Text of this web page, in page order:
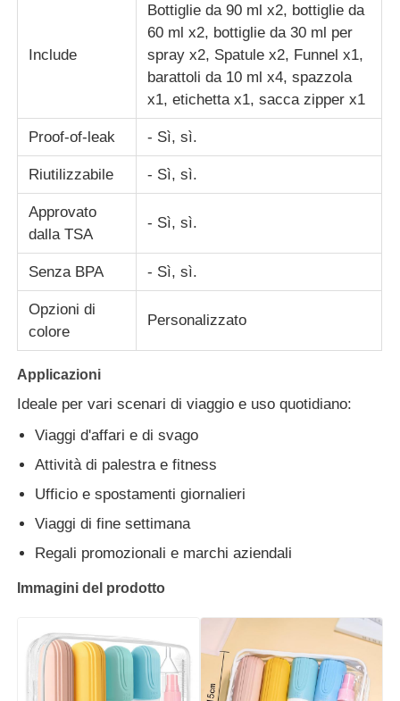
Borraccia in silicone pieghevole
Tazza Pieghevole in Silicone
Prodotti da cucina in silicone
Prodotti in gomma siliconica
Include
Bottiglie da 90 ml x2, bottiglie da
60 ml x2, bottiglie da 30 ml per
spray x2, Spatule x2, Funnel x1,
barattoli da 10 ml x4, spazzola
x1, etichetta x1, sacca zipper x1
Proof-of-leak - Sì, sì.
Riutilizzabile - Sì, sì.
Approvato
dalla TSA
- Sì, sì.
Senza BPA - Sì, sì.
Opzioni di
colore
Personalizzato
Applicazioni
Ideale per vari scenari di viaggio e uso quotidiano:
Viaggi d'affari e di svago
Attività di palestra e fitness
Ufficio e spostamenti giornalieri
Viaggi di fine settimana
Regali promozionali e marchi aziendali
Immagini del prodotto